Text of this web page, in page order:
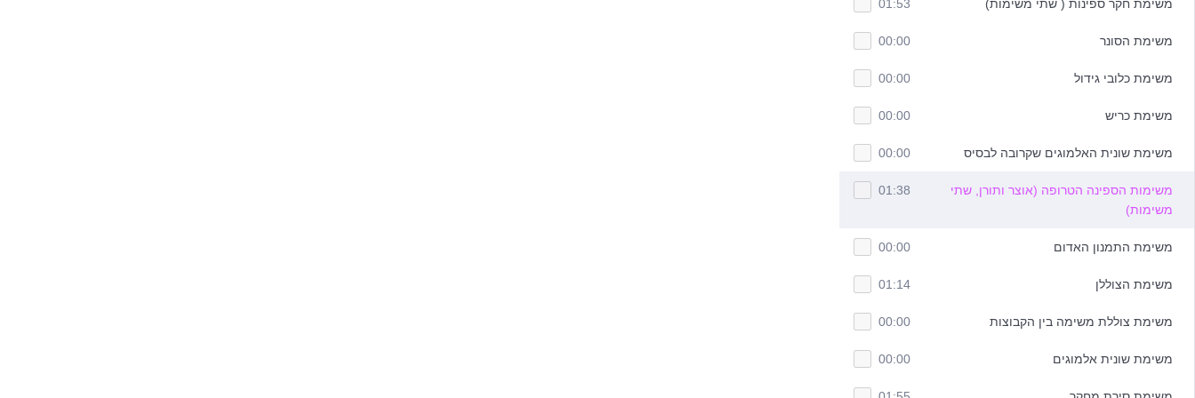
משימת חקר ספינות ( שתי משימות) 01:53
משימת הסונר 00:00
משימת כלובי גידול 00:00
משימת כריש 00:00
משימת שונית האלמוגים שקרובה לבסיס 00:00
משימות הספינה הטרופה (אוצר ותורן, שתי
משימות)
01:38
משימת התמנון האדום 00:00
משימת הצוללן 01:14
משימת צוללת משימה בין הקבוצות 00:00
משימת שונית אלמוגים 00:00